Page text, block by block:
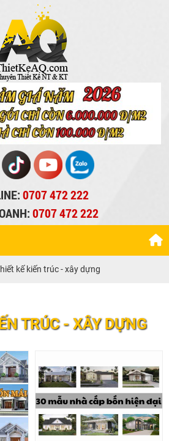
0707 472 222
0707 472 222
kế kiến trúc - xây dựng
TRÚC - XÂY DỰNG